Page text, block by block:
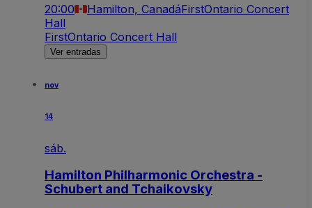
20:00 Hamilton, CanadáFirstOntario Concert
Hall
FirstOntario Concert Hall
Ver entradas
nov
14
sáb.
Hamilton Philharmonic Orchestra -
Schubert and Tchaikovsky